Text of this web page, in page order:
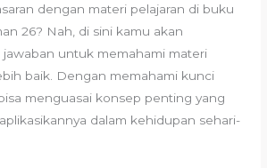
dengan materi pelajaran di buku
26? Nah, di sini kamu akan
untuk memahami materi
baik. Dengan memahami kunci
menguasai konsep penting yang
dalam kehidupan sehari-